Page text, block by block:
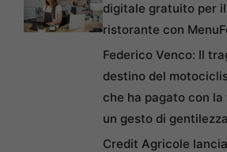
digitale gratuito per il
ristorante con
Federico Venco: Il
destino del
che ha pagato con la
un gesto di gentilezza
Credit Agricole